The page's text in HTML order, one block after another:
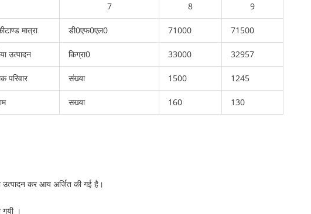
7 8 9
मात्रा डी0एफ0एल0 71000 71500
उत्पादन किग्रा0 33000 32957
परिवार संख्या 1500 1245
सख्या 160 130
कर आय अर्जित की गई है।
।